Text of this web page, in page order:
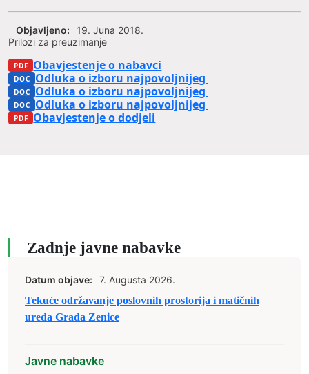
Prilozi za preuzimanje
Obavjestenje o nabavci
Odluka o izboru najpovoljnijeg ponudaca LOT 1
Odluka o izboru najpovoljnijeg ponudaca LOT 2
Odluka o izboru najpovoljnijeg ponudaca LOT 3
Obavjestenje o dodjeli
Objavljeno: 19. Juna 2018.
Zadnje javne nabavke
Datum objave:
7. Augusta 2026.
Tekuće održavanje poslovnih prostorija i matičnih
ureda Grada Zenice
Javne nabavke